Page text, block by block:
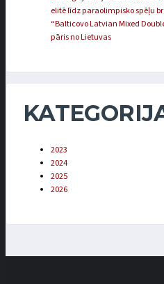
elitē līdz paraolimpisko spēļu
“Balticovo Latvian Mixed
pāris no Lietuvas
2023
2024
2025
2026